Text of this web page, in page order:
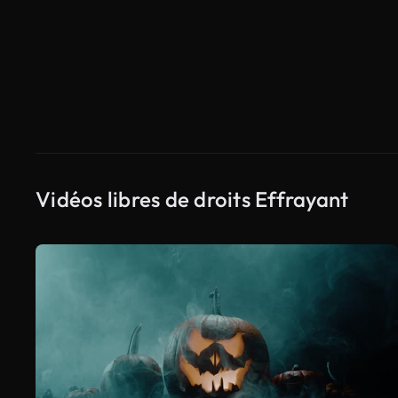
Vidéos libres de droits Effrayant